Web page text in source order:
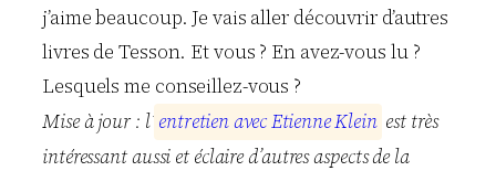
j’aime beaucoup. Je vais aller découvrir d’autres
livres de Tesson. Et vous ? En avez-vous lu ?
Lesquels me conseillez-vous ?
Mise à jour : l’ entretienavecEtienneKlein est très
intéressant aussi et éclaire d’autres aspects de la